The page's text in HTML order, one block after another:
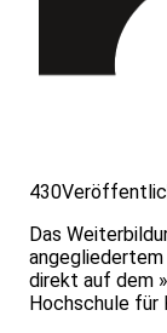
430
Das
direkt auf dem
Hochschule für